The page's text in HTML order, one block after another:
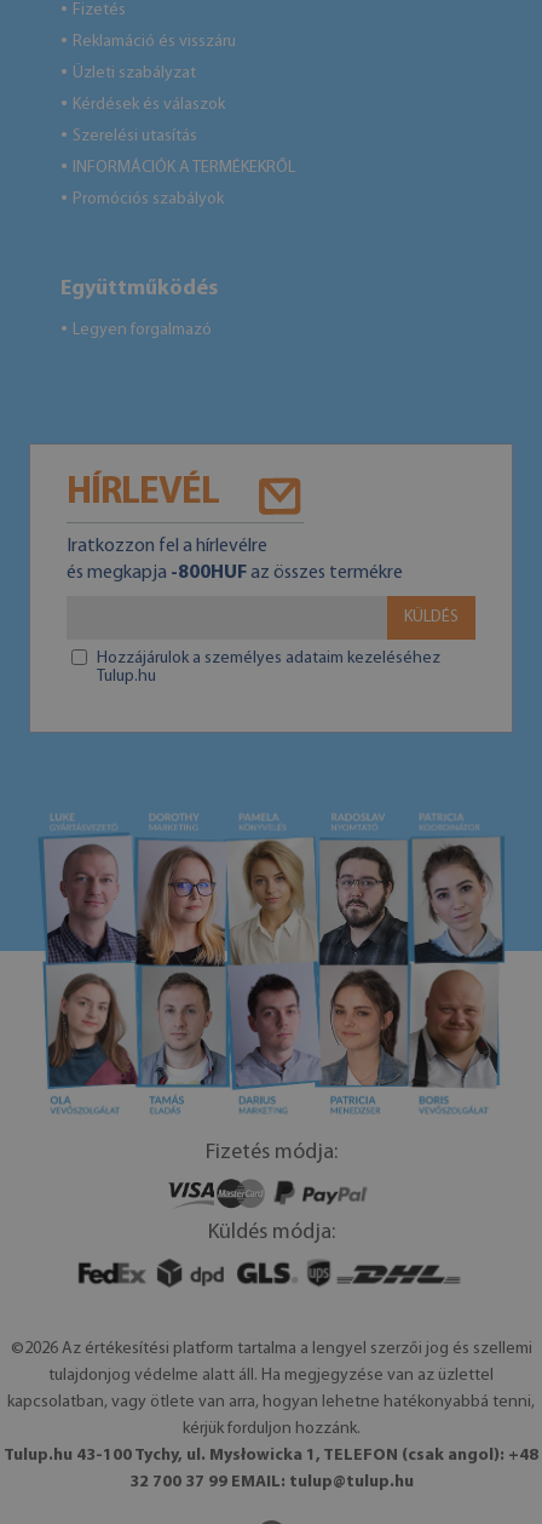
● Fizetés
● Reklamáció és visszáru
● Üzleti szabályzat
● Kérdések és válaszok
● Szerelési utasítás
● INFORMÁCIÓK A TERMÉKEKRŐL
● Promóciós szabályok
Együttműködés
● Legyen forgalmazó
HÍRLEVÉL
Iratkozzon fel a hírlevélre
és megkapja -800HUFaz összes termékre
KÜLDÉS
Hozzájárulok a személyes adataim kezeléséhez
Tulup.hu
Fizetés módja:
Küldés módja:
©2026 Az értékesítési platform tartalma a lengyel szerzői jog és szellemi
tulajdonjog védelme alatt áll. Ha megjegyzése van az üzlettel
kapcsolatban, vagy ötlete van arra, hogyan lehetne hatékonyabbá tenni,
kérjük forduljon hozzánk.
Tulup.hu 43-100 Tychy, ul. Mysłowicka 1, TELEFON (csak angol): +48
32 700 37 99 EMAIL: tulup@tulup.hu